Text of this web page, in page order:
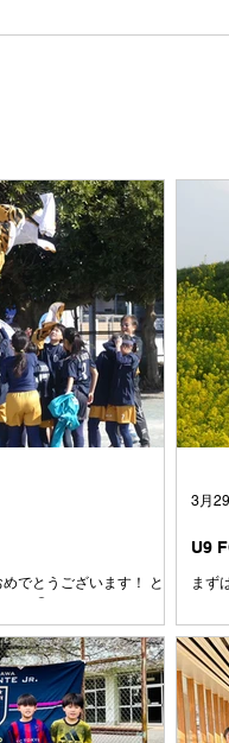
でとうございます！ とう
ぐのも大変だったボール
す⚽️ みんなは小さい時か
、 でもとても素直で、よ
はじめて出会った1年生
に入っていて、その時は
でしたね 人数が減った
U9
まず
とつ
ール
んつ
撃で
とみ
疲れ
3月